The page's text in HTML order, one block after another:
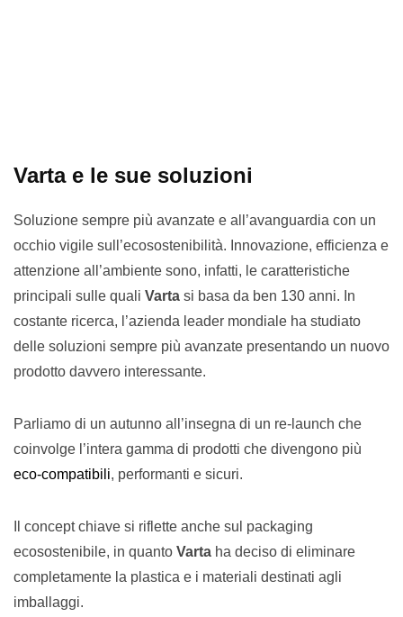
Varta e le sue soluzioni
Soluzione sempre più avanzate e all’avanguardia con un
occhio vigile sull’ecosostenibilità. Innovazione, efficienza e
attenzione all’ambiente sono, infatti, le caratteristiche
principali sulle quali Varta si basa da ben 130 anni. In
costante ricerca, l’azienda leader mondiale ha studiato
delle soluzioni sempre più avanzate presentando un nuovo
prodotto davvero interessante.
Parliamo di un autunno all’insegna di un re-launch che
coinvolge l’intera gamma di prodotti che divengono più
eco-compatibili, performanti e sicuri.
Il concept chiave si riflette anche sul packaging
ecosostenibile, in quanto Varta ha deciso di eliminare
completamente la plastica e i materiali destinati agli
imballaggi.